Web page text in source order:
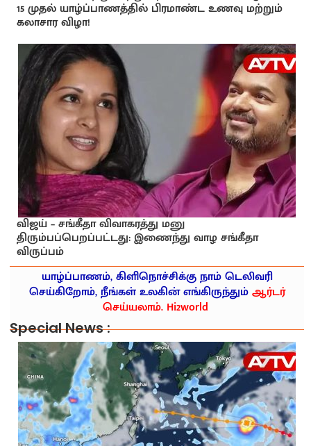
15 முதல் யாழ்ப்பாணத்தில் பிரமாண்ட உணவு மற்றும்
கலாசார விழா!
விஜய் – சங்கீதா விவாகரத்து மனு
திரும்பப்பெறப்பட்டது: இணைந்து வாழ சங்கீதா
விருப்பம்
யாழ்ப்பாணம், கிளிநொச்சிக்கு நாம் டெலிவரி
செய்கிறோம், நீங்கள் உலகின் எங்கிருந்தும்ஆர்டர்
செய்யலாம். Hi2world
Special News :